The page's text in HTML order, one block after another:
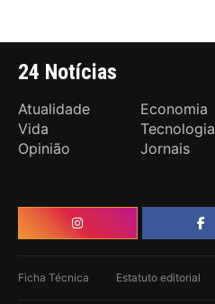
24 Notícias
Atualidade Economia
Vida
Tecnologia
Opinião
Jornais
Ficha Técnica Estatuto editorial